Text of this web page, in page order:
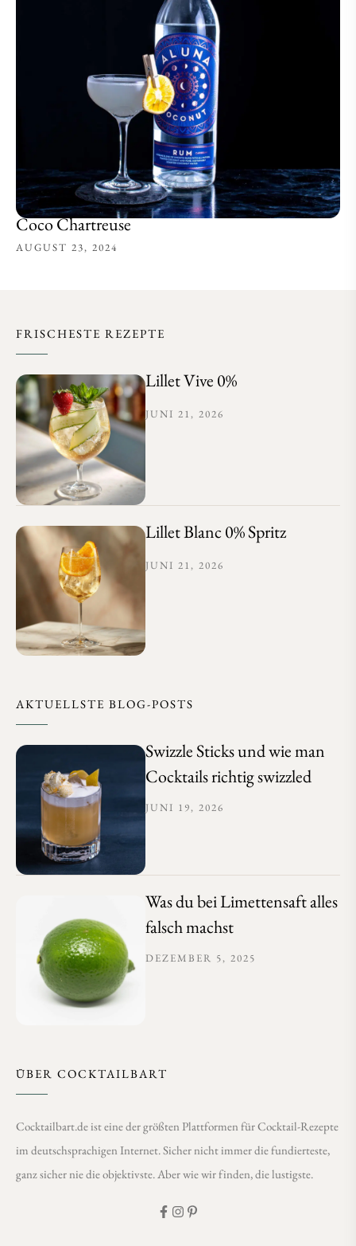
Coco Chartreuse
AUGUST 23, 2024
FRISCHESTE REZEPTE
Lillet Vive 0%
JUNI 21, 2026
Lillet Blanc 0% Spritz
JUNI 21, 2026
AKTUELLSTE BLOG-POSTS
Swizzle Sticks und wie man
Cocktails richtig swizzled
JUNI 19, 2026
Was du bei Limettensaft alles
falsch machst
DEZEMBER 5, 2025
ÜBER COCKTAILBART
Cocktailbart.de ist eine der größten Plattformen für Cocktail-Rezepte
im deutschsprachigen Internet. Sicher nicht immer die fundierteste,
ganz sicher nie die objektivste. Aber wie wir finden, die lustigste.